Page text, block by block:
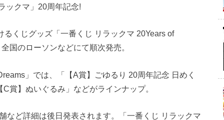
ックマ」20周年記念!
くじグッズ「一番くじ リラックマ 20Years of
国のローソンなどにて順次発売。
」では、「【A賞】ごゆるり 20周年記念 日めく
賞】ぬいぐるみ」などがラインナップ。
など詳細は後日発表されます。「一番くじ リラックマ